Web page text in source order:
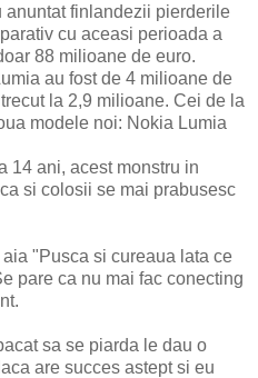
anuntat finlandezii pierderile
cu aceasi perioada a
88 milioane de euro.
au fost de 4 milioane de
la 2,9 milioane. Cei de la
modele noi: Nokia Lumia
14 ani, acest monstru in
si colosii se mai prabusesc
"Pusca si cureaua lata ce
pare ca nu mai fac conecting
sa se piarda le dau o
are succes astept si eu